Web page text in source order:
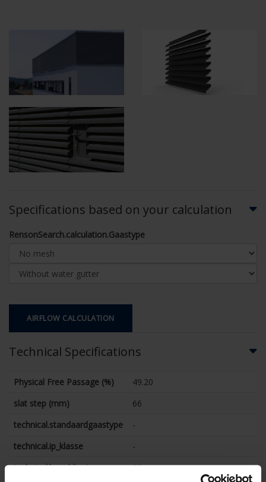
Specifications based on your calculation
RensonSearch.calculation.Gaastype
AIRFLOW CALCULATION
Technical Specifications
Physical Free Passage (%)
49.20
slat step (mm)
66
technical.standaardgaastype
-
technical.ip_klasse
-
technical.lameldiepte_mm
55